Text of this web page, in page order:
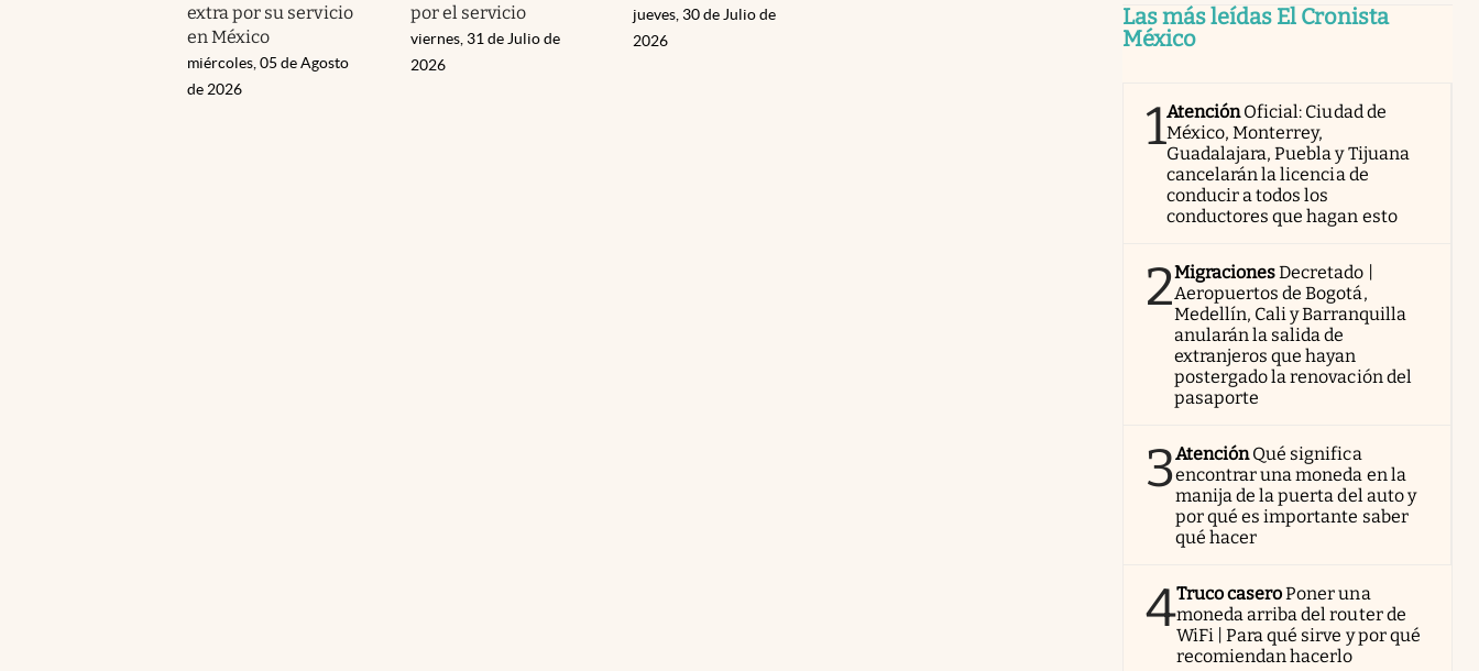
extra por su servicio
en México
miércoles, 05 de Agosto
de 2026
por el servicio
viernes, 31 de Julio de
2026
jueves, 30 de Julio de
2026
Las más leídas El Cronista
México
1AtenciónOficial: Ciudad de
México, Monterrey,
Guadalajara, Puebla y Tijuana
cancelarán la licencia de
conducir a todos los
conductores que hagan esto
2MigracionesDecretado |
Aeropuertos de Bogotá,
Medellín, Cali y Barranquilla
anularán la salida de
extranjeros que hayan
postergado la renovación del
pasaporte
3AtenciónQué significa
encontrar una moneda en la
manija de la puerta del auto y
por qué es importante saber
qué hacer
4Truco caseroPoner una
moneda arriba del router de
WiFi | Para qué sirve y por qué
recomiendan hacerlo